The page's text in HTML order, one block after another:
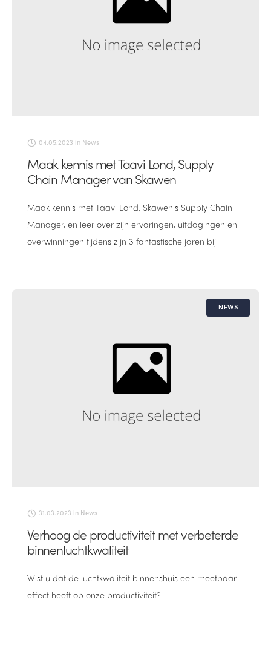
04.05.2023 in News
Maak kennis met Taavi Lond, Supply
Chain Manager van Skawen
Maak kennis met Taavi Lond, Skawen's Supply Chain
Manager, en leer over zijn ervaringen, uitdagingen en
overwinningen tijdens zijn 3 fantastische jaren bij
NEWS
31.03.2023 in News
Verhoog de productiviteit met verbeterde
binnenluchtkwaliteit
Wist u dat de luchtkwaliteit binnenshuis een meetbaar
effect heeft op onze productiviteit?